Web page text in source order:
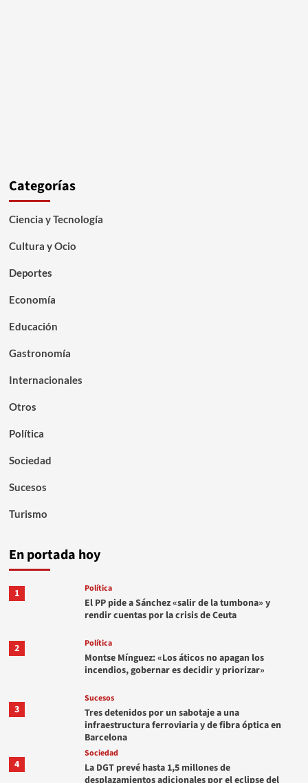
Categorías
Ciencia y Tecnología
Cultura y Ocio
Deportes
Economía
Educación
Gastronomía
Internacionales
Otros
Política
Sociedad
Sucesos
Turismo
En portada hoy
1 Política
El PP pide a Sánchez «salir de la tumbona» y
rendir cuentas por la crisis de Ceuta
2 Política
Montse Mínguez: «Los áticos no apagan los
incendios, gobernar es decidir y priorizar»
3
Sucesos
Tres detenidos por un sabotaje a una
infraestructura ferroviaria y de fibra óptica en
Barcelona
4
Sociedad
La DGT prevé hasta 1,5 millones de